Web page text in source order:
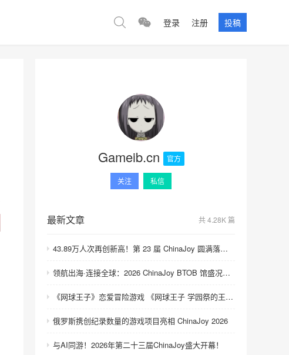
登录 注册 投稿
Gameib.cn 官方
关注 私信
最新文章 共 4.28K 篇
43.89万人次再创新高！第 23 届 ChinaJoy 圆满落幕：感谢有你，共赴这场“与 AI 同游”的盛夏之约
领航出海·连接全球：2026 ChinaJoy BTOB 馆盛况空前
《网球王子》恋爱冒险游戏 《网球王子 学园祭的王子们 ♡-40 and more…》与《网球王子 心跳求生 Tie break ♡game》发售
俄罗斯携创纪录数量的游戏项目亮相 ChinaJoy 2026
与AI同游！2026年第二十三届ChinaJoy盛大开幕！